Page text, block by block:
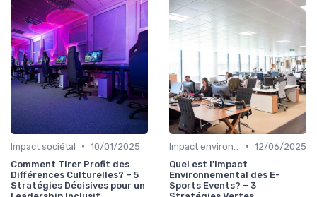
Impact sociétal • 10/01/2025
Comment Tirer Profit des
Différences Culturelles? – 5
Stratégies Décisives pour un
• 12/06/2025
Quel est l'Impact
Environnemental des E-
Sports Events? – 3